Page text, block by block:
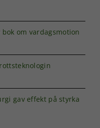
om vardagsmotion
gav effekt på styrka
baserat på
hemsidan
används.
Upplevelse
För att vår